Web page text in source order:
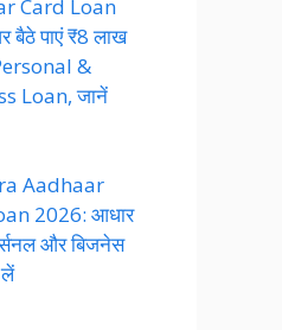
Card Loan
बैठे पाएं ₹8 लाख
&
Loan, जानें
Aadhaar
2026: आधार
और बिजनेस